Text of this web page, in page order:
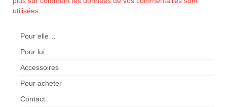
utilisées
Pour elle…
Pour lui…
Accessoires
Pour acheter
Contact